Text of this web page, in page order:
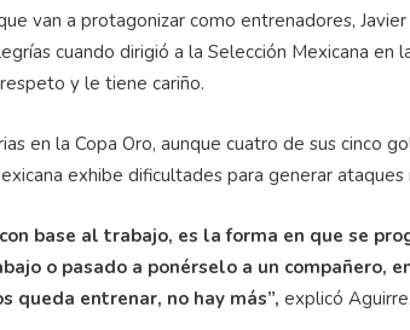
van a protagonizar como entrenadores,
cuando dirigió a la Selección Mexicana en
y le tiene cariño.
en la Copa Oro, aunque cuatro de sus cinco
exhibe dificultades para generar
base al trabajo, es la forma en que se
o pasado a ponérselo a un compañero,
queda entrenar, no hay más”, explicó Aguirre.